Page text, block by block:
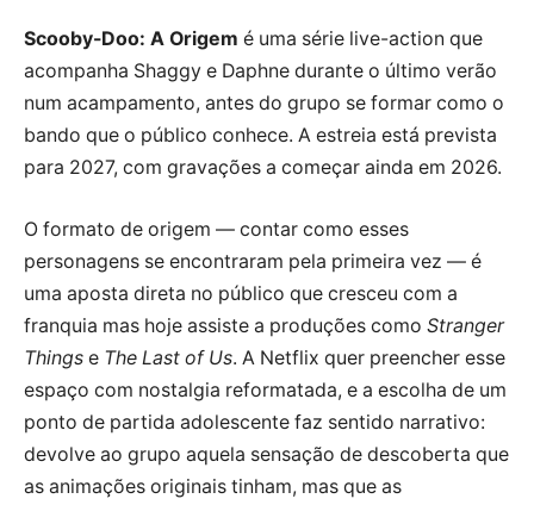
Scooby-Doo: A Origem é uma série live-action que
acompanha Shaggy e Daphne durante o último verão
num acampamento, antes do grupo se formar como o
bando que o público conhece. A estreia está prevista
para 2027, com gravações a começar ainda em 2026.
O formato de origem — contar como esses
personagens se encontraram pela primeira vez — é
uma aposta direta no público que cresceu com a
franquia mas hoje assiste a produções como Stranger
Things e The Last of Us. A Netflix quer preencher esse
espaço com nostalgia reformatada, e a escolha de um
ponto de partida adolescente faz sentido narrativo:
devolve ao grupo aquela sensação de descoberta que
as animações originais tinham, mas que as